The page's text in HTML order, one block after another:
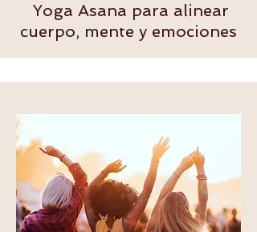
Yoga Asana para alinear
cuerpo, mente y emociones